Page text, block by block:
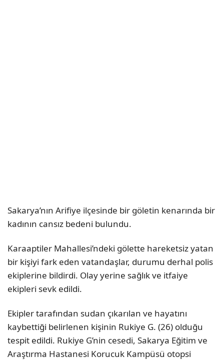
Sakarya’nın Arifiye ilçesinde bir göletin kenarında bir
kadının cansız bedeni bulundu.
Karaaptiler Mahallesi’ndeki gölette hareketsiz yatan
bir kişiyi fark eden vatandaşlar, durumu derhal polis
ekiplerine bildirdi. Olay yerine sağlık ve itfaiye
ekipleri sevk edildi.
Ekipler tarafından sudan çıkarılan ve hayatını
kaybettiği belirlenen kişinin Rukiye G. (26) olduğu
tespit edildi. Rukiye G’nin cesedi, Sakarya Eğitim ve
Araştırma Hastanesi Korucuk Kampüsü otopsi